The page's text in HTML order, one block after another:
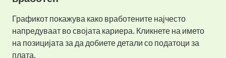
Графикот покажува како вработените најчесто
напредуваат во својата кариера. Кликнете на името
на позицијата за да добиете детали со податоци за
плата.